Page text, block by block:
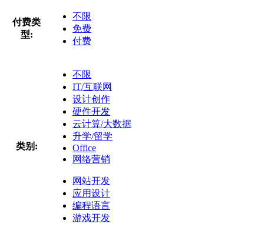
付费类
型:
不限
免费
付费
类别:
不限
IT/互联网
设计创作
硬件开发
云计算/大数据
升学/留学
Office
网络营销
网站开发
应用设计
编程语言
游戏开发